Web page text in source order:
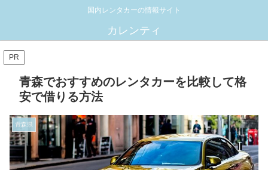
国内レンタカーの情報サイト
カレンティ
PR
青森でおすすめのレンタカーを比較して格
安で借りる方法
青森県